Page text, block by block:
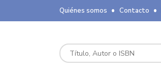
Quiénes somos Contacto